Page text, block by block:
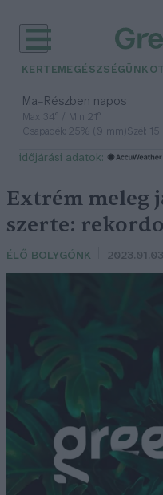
KERTEM EGÉSZSÉGÜNK
Ma– Részben napos
Max 34° / Min 21°
Csapadék: 25% (0 mm)Szél:
időjárási adatok:
Extrém meleg
szerte:
ÉLŐ BOLYGÓNK 2023.01.03